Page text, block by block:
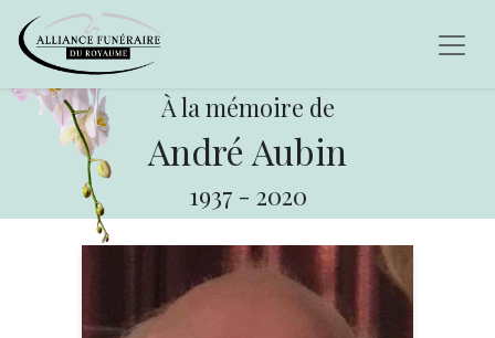
À la mémoire de
André Aubin
1937 - 2020